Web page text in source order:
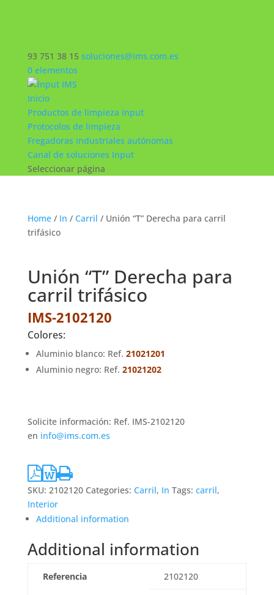
93 751 38 15 soluciones@ims.com.es
0 elementos
Inicio
Productos de limpieza Input
Protocolos de limpieza
Fregadoras industriales autónomas
Canal de soluciones Input
Seleccionar página
Home/ In / Carril / Unión “T” Derecha para carril
trifásico
Unión “T” Derecha para
carril trifásico
IMS-2102120
Colores:
Aluminio blanco: Ref. 21021201
Aluminio negro: Ref. 21021202
Solicite información: Ref. IMS-2102120
en info@ims.com.es
SKU: 2102120 Categories: Carril, In Tags: carril,
Interior
Additional information
Additional information
Referencia 2102120